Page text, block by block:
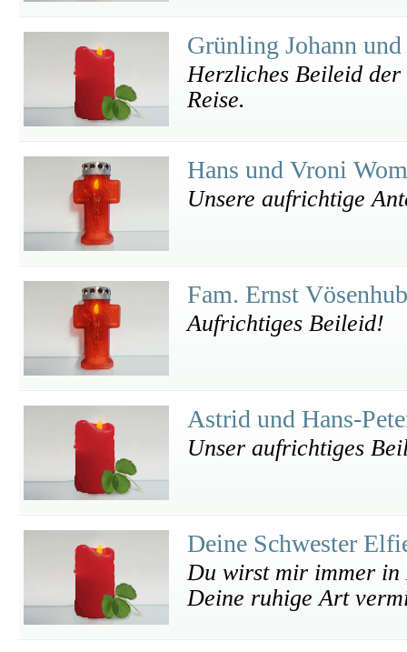
Grünling Johann
Herzliches Beileid
Reise.
Hans und Vroni
Unsere aufrichtige
Fam. Ernst
Aufrichtiges Beileid!
Astrid und Hans-
Unser aufrichtiges
Deine Schwester
Du wirst mir immer in
Deine ruhige Art